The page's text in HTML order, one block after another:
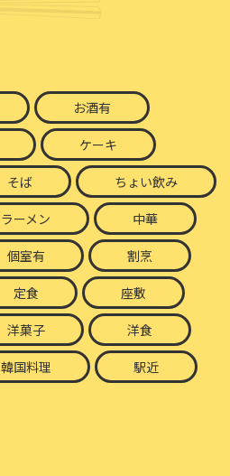
お酒有
ケーキ
そば ちょい飲み
ラーメン 中華
個室有 割烹
定食 座敷
洋菓子 洋食
韓国料理 駅近